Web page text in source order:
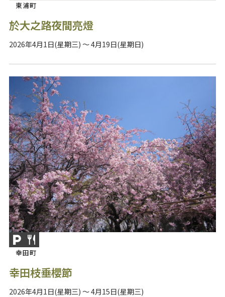
東浦町
於大之路夜間亮燈
2026年4月1日(星期三) ～ 4月19日(星期日)
幸田町
幸田枝垂櫻節
2026年4月1日(星期三) ～ 4月15日(星期三)